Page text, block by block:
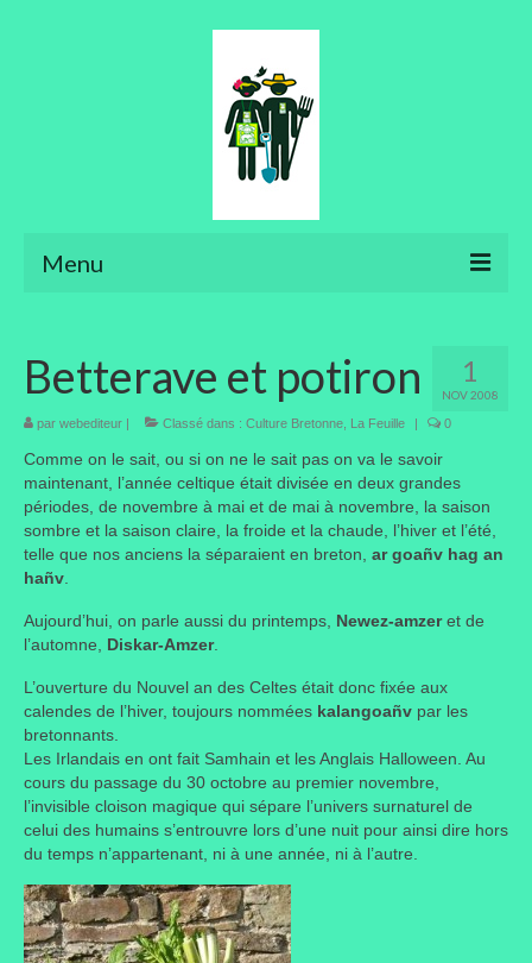
Menu
Aménager son jardin
Art floral
Bonsaïs
Potager
Taille des arbres et arbustes
Vannerie
Bibliothèque
Nouveautés
Revues
Listes
Evénements
1
NOV 2008
Betterave et potiron
par webediteur | Classé dans : Culture Bretonne La Feuille | 0
Comme on le sait, ou si on ne le sait pas on va le savoir
maintenant, l’année celtique était divisée en deux grandes
périodes, de novembre à mai et de mai à novembre, la saison
sombre et la saison claire, la froide et la chaude, l’hiver et l’été,
telle que nos anciens la séparaient en breton, ar goañv hag an
hañv
Aujourd’hui, on parle aussi du printemps, Newez-amzeret de
l’automne, Diskar-Amzer.
L’ouverture du Nouvel an des Celtes était donc fixée aux
calendes de l’hiver, toujours nommées kalangoañv par les
bretonnants.
Les Irlandais en ont fait Samhain et les Anglais Halloween. Au
cours du passage du 30 octobre au premier novembre,
l’invisible cloison magique qui sépare l’univers surnaturel de
celui des humains s’entrouvre lors d’une nuit pour ainsi dire hors
du temps n’appartenant, ni à une année, ni à l’autre.